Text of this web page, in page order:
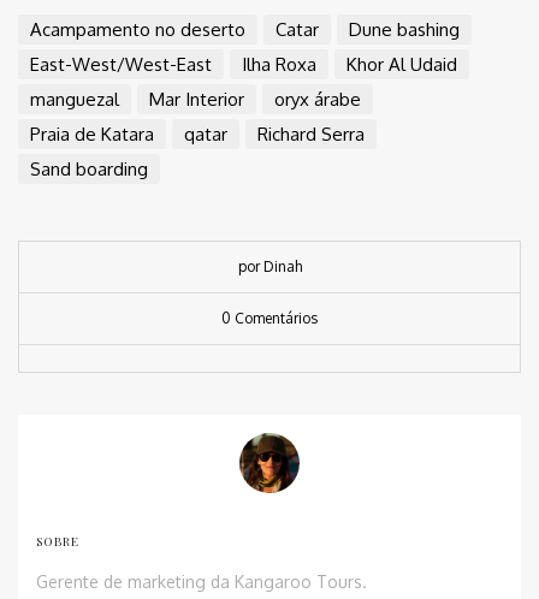
Acampamento no deserto Catar
Dune bashing
East-West/West-East
Ilha Roxa
Khor Al Udaid
manguezal
Mar Interior
oryx árabe
Praia de Katara
qatar
Richard Serra
Sand boarding
por Dinah
0 Comentários
SOBRE
Gerente de marketing da Kangaroo Tours.